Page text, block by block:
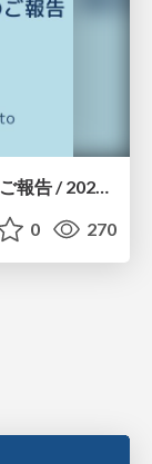
OSPN.JPバージョンアップ作業進捗のご報告 / 20260801-osc26kyoto
0 270